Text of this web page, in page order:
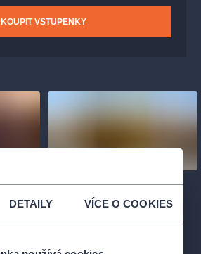
DETAILY VÍCE O COOKIES
KOUPIT VSTUPENKY